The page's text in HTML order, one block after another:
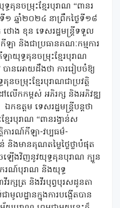
ធគុនចម្រុះខ្មែរបុរាណ “ពានរ
១ ឆ្នាំ២០២៤ នាព្រឹកថ្ងៃទី១៨
ោង ខុន ទេសរដ្ឋមន្រ្តីទទួល
ឡា និងជាប្រធានគណៈកម្មការ
ាយុទ្ធគុនចម្រុះខ្មែរបុរាណ
បានអោយដឹងថា ការរៀបចំឱ្យ
ចម្រុះខ្មែរបុរាណជាប្រវត្តិ
លើកកម្ពស់ អភិរក្ស និងអភិវឌ្ឍ
កឧត្តម ទេសរដ្ឋមន្ត្រីបន្តថា
ែរបុរាណ “ពានរង្វាន់ស
តិការណ៍កីឡា-វប្បធម៌-
ងមានគុណតម្លៃថ្លៃថ្លាបំផុត
ឡើងវិញនូវយុទ្ធគុនបុរាណ ក្បួន
រណ៍បុរាណ និងយុទ្ធ
រក្សត្រ និងវីរបុព្វបុរសដូនតា
ាមូលដ្ឋានក្នុងការបង្កើតបាន